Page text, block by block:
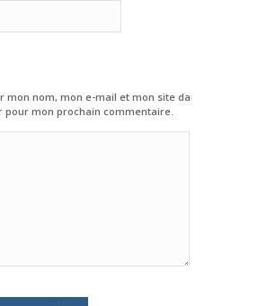
mon nom, mon e-mail et mon site dans le
pour mon prochain commentaire.